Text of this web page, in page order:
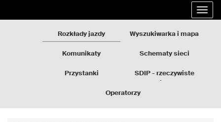
Rozkłady jazdy Wyszukiwarka i mapa
Komunikaty Schematy sieci
Przystanki
SDIP - rzeczywiste
Operatorzy